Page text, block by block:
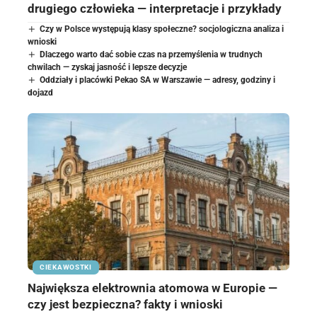
drugiego człowieka — interpretacje i przykłady
Czy w Polsce występują klasy społeczne? socjologiczna analiza i
wnioski
Dlaczego warto dać sobie czas na przemyślenia w trudnych
chwilach — zyskaj jasność i lepsze decyzje
Oddziały i placówki Pekao SA w Warszawie — adresy, godziny i
dojazd
CIEKAWOSTKI
Największa elektrownia atomowa w Europie —
czy jest bezpieczna? fakty i wnioski